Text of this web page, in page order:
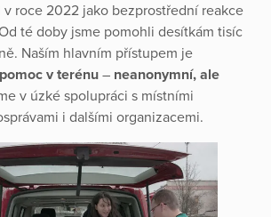
v roce 2022 jako bezprostřední reakce
té doby jsme pomohli desítkám tisíc
Naším hlavním přístupem je
v terénu – neanonymní, ale
v úzké spolupráci s místními
i dalšími organizacemi.